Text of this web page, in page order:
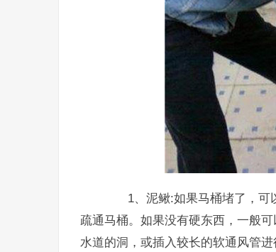
1、泥鳅:如果马桶堵了，可
疏通马桶。如果没有硬东西，一般
水道的洞，或插入较长的软通风管